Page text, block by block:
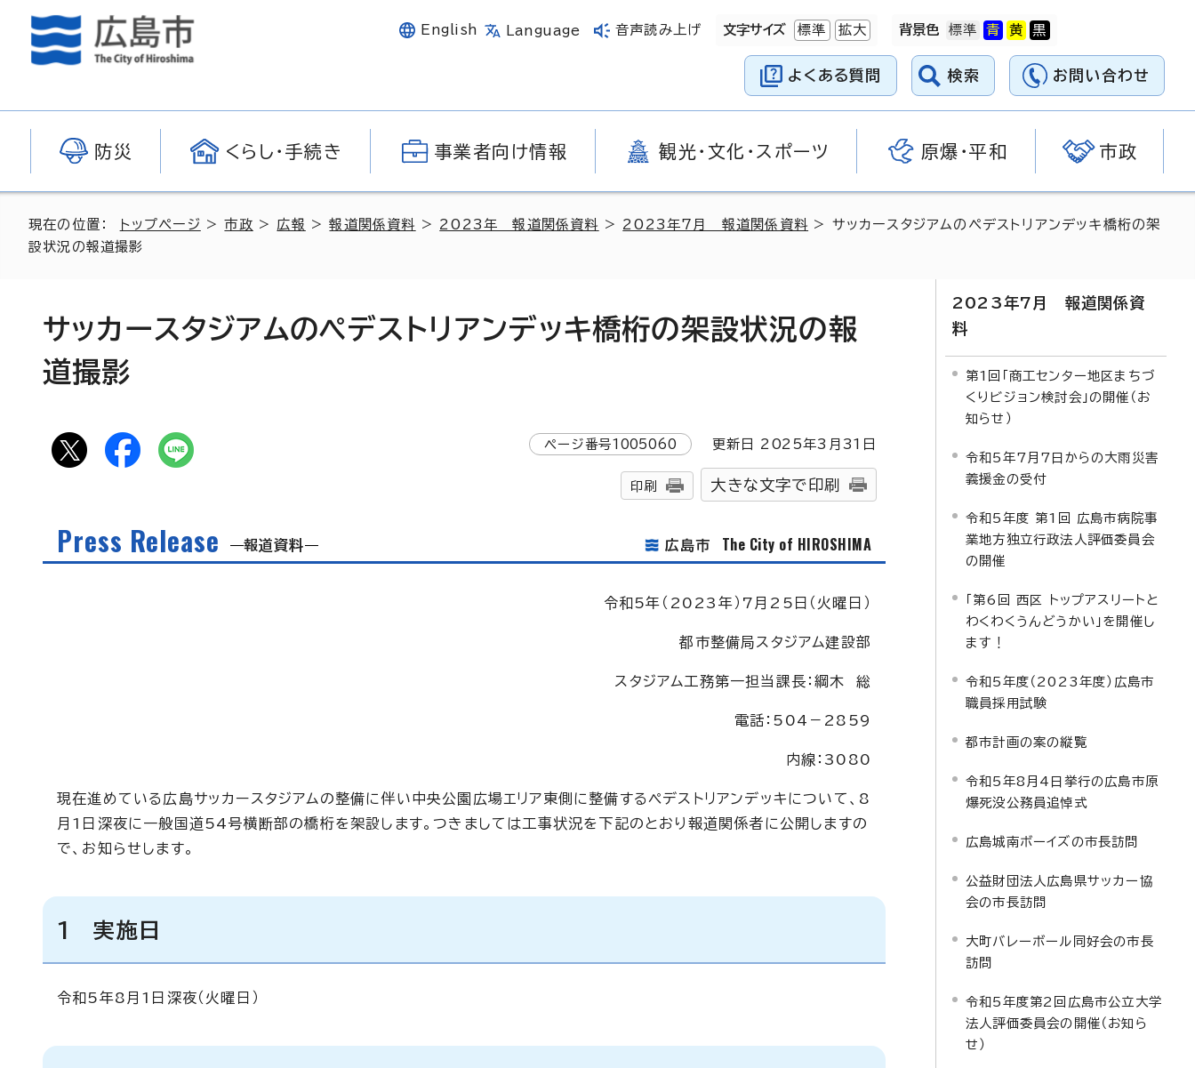
English Language 音声読み上げ 文字サイズ 標準 拡大 背景色
よくある質問 検索 お問い合わせ
防災 くらし・手続き 事業者向け情報 観光・文化・スポーツ 原爆・平和 市政
現在の位置： トップページ >市政 > 広報 >報道関係資料 > 2023年 報道関係資料 > 2023年7月 報道関係資料 > サッカースタジアムのペデストリアンデッキ橋桁の架
設状況の報道撮影
サッカースタジアムのペデストリアンデッキ橋桁の架設状況の報
道撮影
ページ番号1005060 更新日 2025年3月 31 日
印刷 大きな文字で印刷
Press Release 報道資料 広島市 The City of HIROSHIMA
令和5年（2023年）7月25日（火曜日）
都市整備局スタジアム建設部
スタジアム工務第一担当課長：綱木 総
電話：504－2859
内線：3080
現在進めている広島サッカースタジアムの整備に伴い中央公園広場エリア東側に整備するペデストリアンデッキについて、8
月1日深夜に一般国道54号横断部の橋桁を架設します。つきましては工事状況を下記のとおり報道関係者に公開しますの
で、お知らせします。
1 実施日
令和5年8月1日深夜（火曜日）
2023年7月 報道関係資
料
第1回「商工センター地区まちづ
くりビジョン検討会」の開催（お
知らせ）
令和5年7月7日からの大雨災害
義援金の受付
令和5年度 第1回 広島市病院事
業地方独立行政法人評価委員会
の開催
「第6回 西区 トップアスリートと
わくわくうんどうかい」を開催し
ます！
令和5年度（2023年度）広島市
職員採用試験
都市計画の案の縦覧
令和5年8月4日挙行の広島市原
爆死没公務員追悼式
広島城南ボーイズの市長訪問
公益財団法人広島県サッカー協
会の市長訪問
大町バレーボール同好会の市長
訪問
令和5年度第2回広島市公立大学
法人評価委員会の開催（お知ら
せ）